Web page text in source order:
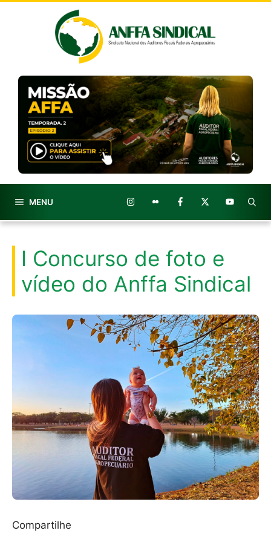
MENU
I Concurso de foto e
vídeo do Anffa Sindical
Compartilhe